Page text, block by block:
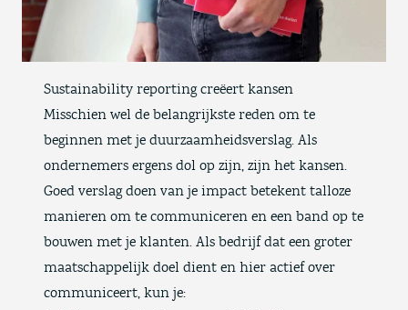
Sustainability reporting creëert kansen
Misschien wel de belangrijkste reden om te
beginnen met je duurzaamheidsverslag. Als
ondernemers ergens dol op zijn, zijn het kansen.
Goed verslag doen van je impact betekent talloze
manieren om te communiceren en een band op te
bouwen met je klanten. Als bedrijf dat een groter
maatschappelijk doel dient en hier actief over
communiceert, kun je: